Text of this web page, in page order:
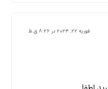
فوریه ۲۲, ۲۰۲۴ در ۸:۲۶ ق.ظ